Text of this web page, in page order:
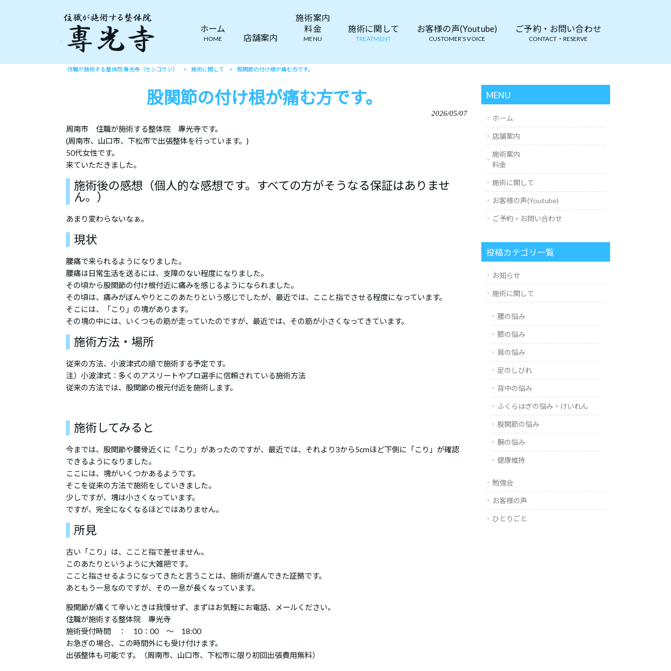
ホーム
HOME 店舗案内
施術案内
料金
MENU
施術に関して
TREATMENT
お客様の声(Youtube)
CUSTOMER’S VOICE
ご予約・お問い合わせ
CONTACT・RESERVE
住職が施術する整体院 專光寺（センコウジ） > 施術に関して > 股関節の付け根が痛む方です。
股関節の付け根が痛む方です。
2026/05/07
周南市 住職が施術する整体院 專光寺です。
(周南市、山口市、下松市で出張整体を行っています。)
50代女性です。
来ていただきました。
施術後の感想（個人的な感想です。すべての方がそうなる保証はありませ
ん。）
あまり変わらないなぁ。
現状
腰痛で来られるようになりました。
腰痛は日常生活を送るには、支障のない程度になりました。
その頃から股関節の付け根付近に痛みを感じるようになられました。
その頃は、痛みがぼんやりとこのあたりという感じでしたが、最近では、ここと指でさせる程度になっています。
そこには、「こり」の塊があります。
その塊の中には、いくつもの筋が走っていたのですが、最近では、その筋が小さくなってきています。
施術方法・場所
従来の方法、小波津式の順で施術する予定です。
注）小波津式：多くのアスリートやプロ選手に信頼されている施術方法
従来の方法では、股関節の根元付近を施術します。
施術してみると
今までは、股関節や腰骨近くに「こり」があったのですが、最近では、それより3から5cmほど下側に「こり」が確認
できるようになりました。
ここには、塊がいくつかあるようです。
そこを従来の方法で施術をしていきました。
少しですが、塊は小さくなっています。
ですが、完全になくなるほどではありません。
所見
古い「こり」は、ここと指で差せません。
このあたりというように大雑把です。
ここと指させるようになってきたと言うことは、施術が進んできた証拠です。
あともう一息なのですが、その一息が長くなっています。
股関節が痛くて辛いときは我慢せず、まずはお気軽にお電話、メールください。
住職が施術する整体院 專光寺
施術受付時間 ： 10：00 ～ 18:00
お急ぎの場合、この時間外にも受け付けます。
出張整体も可能です。（周南市、山口市、下松市に限り初回出張費用無料）
MENU
ホーム
店舗案内
施術案内
料金
施術に関して
お客様の声(Youtube)
ご予約・お問い合わせ
投稿カテゴリ一覧
お知らせ
施術に関して
腰の悩み
膝の悩み
肩の悩み
足のしびれ
背中の悩み
ふくらはぎの悩み・けいれん
股関節の悩み
腕の悩み
健康維持
勉強会
お客様の声
ひとりごと